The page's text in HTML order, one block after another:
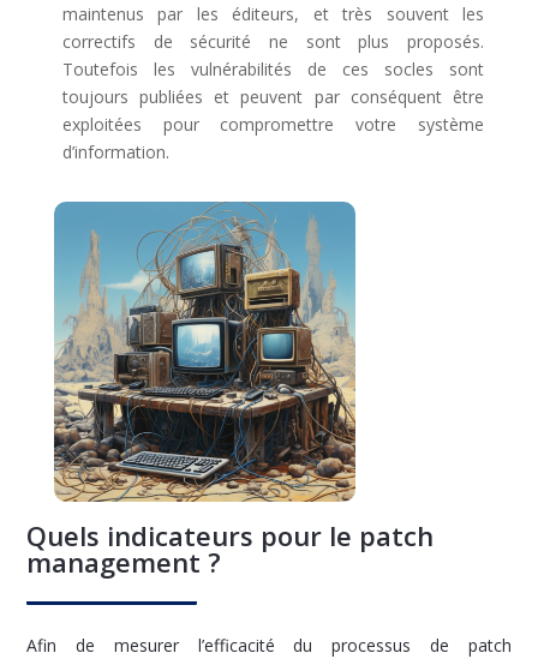
maintenus par les éditeurs, et très souvent les
correctifs de sécurité ne sont plus proposés.
Toutefois les vulnérabilités de ces socles sont
toujours publiées et peuvent par conséquent être
exploitées pour compromettre votre système
d’information.
Quels indicateurs pour le patch
management ?
Afin de mesurer l’efficacité du processus de patch